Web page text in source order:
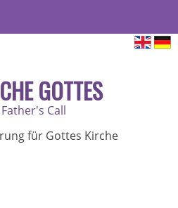
GOTTES
Call
für Gottes Kirche